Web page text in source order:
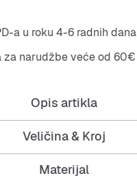
a u roku 4-6 radnih dana
za narudžbe veće od 60€
Opis artikla
Veličina & Kroj
Materijal